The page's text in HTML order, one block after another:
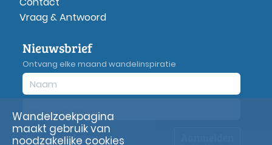
Vraag & Antwoord
Nieuwsbrief
Ontvang elke maand wandelinspiratie
Privacyverklaring
Wandelzoekpagina
maakt gebruik van
noodzakelijke cookies